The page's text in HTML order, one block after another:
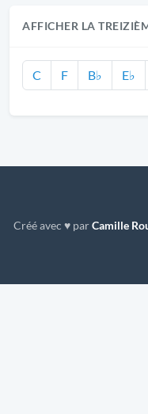
AFFICHER LA
C F B♭ E♭
Créé avec ♥ parCamille